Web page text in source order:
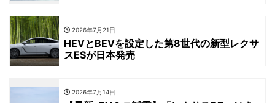
2026年7月21日
HEVとBEVを設定した第8世代の新型レクサ
スESが日本発売
2026年7月14日